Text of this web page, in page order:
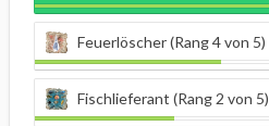
Feuerlöscher (Rang 4 von 5)
Fischlieferant (Rang 2 von 5)